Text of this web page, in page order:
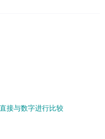
接与数字进行比较